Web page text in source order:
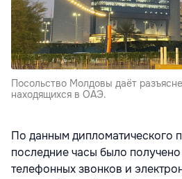
Посольство Молдовы даёт
находящихся в ОАЭ.
По данным дипломатического
последние часы было
телефонных звонков и